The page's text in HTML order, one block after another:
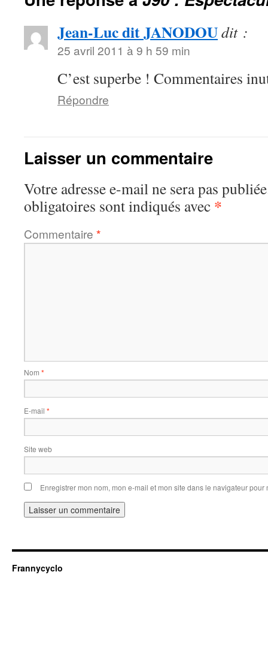
Jean-Luc dit JANODOUdit :
25 avril 2011 à 9 h 59 min
C’est superbe ! Commentaires
Répondre
Laisser un commentaire
Votre adresse e-mail ne sera pas
obligatoires sont indiqués avec *
Commentaire *
Nom *
E-mail *
Site web
Enregistrer mon nom, mon e-mail et mon site dans le navigateur
Frannycyclo